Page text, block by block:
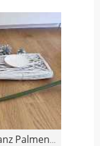
Weihnachtsdeko Adventskranz Palmenblatt